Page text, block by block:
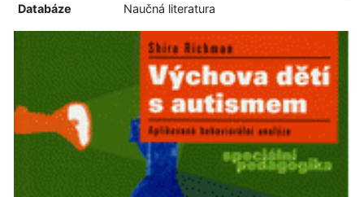
Databáze
Naučná literatura